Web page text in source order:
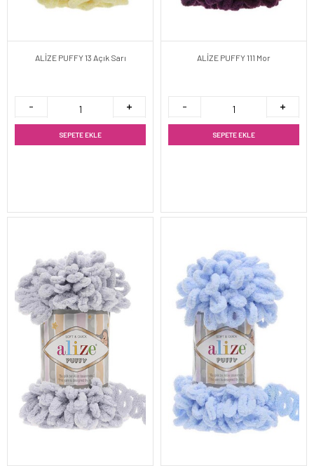
ALİZE PUFFY 13 Açık Sarı
SEPETE EKLE
ALİZE PUFFY 111 Mor
SEPETE EKLE